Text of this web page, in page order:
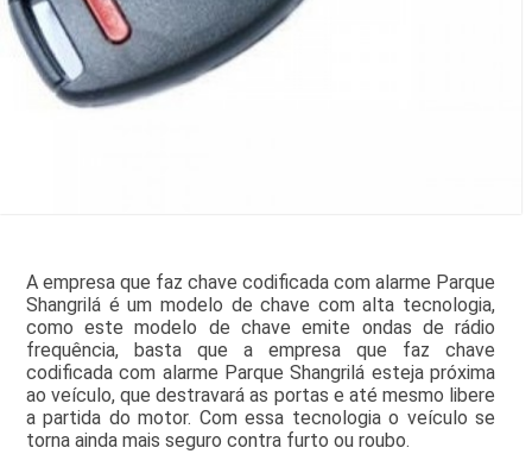
A empresa que faz chave codificada com alarme Parque
Shangrilá é um modelo de chave com alta tecnologia,
como este modelo de chave emite ondas de rádio
frequência, basta que a empresa que faz chave
codificada com alarme Parque Shangrilá esteja próxima
ao veículo, que destravará as portas e até mesmo libere
a partida do motor. Com essa tecnologia o veículo se
torna ainda mais seguro contra furto ou roubo.